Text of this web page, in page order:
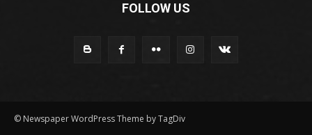
FOLLOW US
© Newspaper WordPress Theme by TagDiv